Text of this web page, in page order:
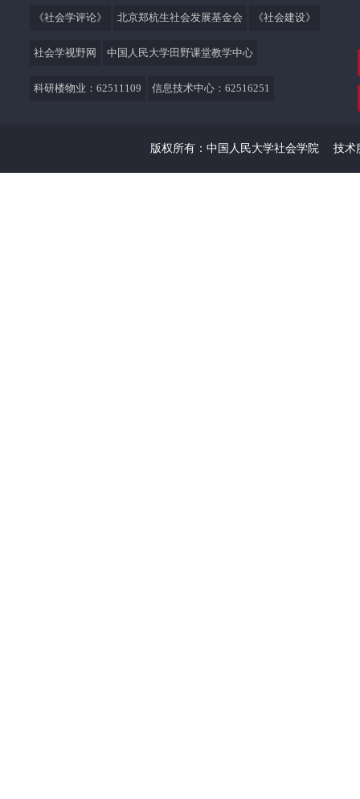
《社会学评论》 北京郑杭生社会发展基金会 《社会建设》
社会学视野网 中国人民大学田野课堂教学中心
科研楼物业：62511109 信息技术中心：62516251
版权所有：中国人民大学社会学院 技术